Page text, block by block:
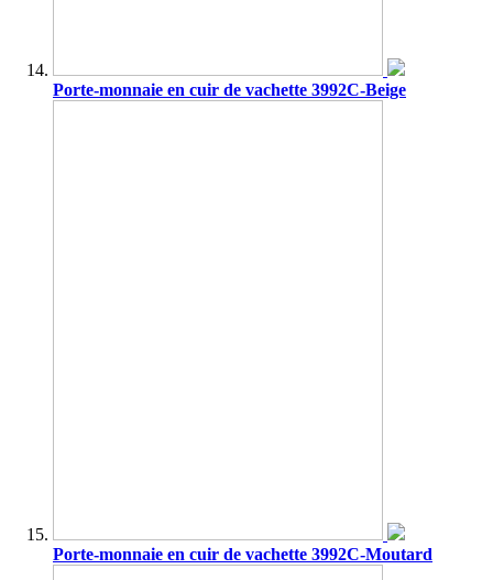
Porte-monnaie en cuir de vachette 3992C-Beige
Porte-monnaie en cuir de vachette 3992C-Moutard